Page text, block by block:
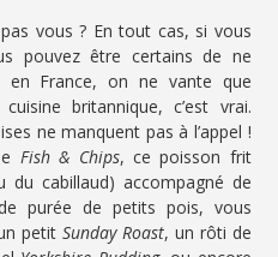
vous ? En tout cas, si vous
pouvez être certains de ne
en France, on ne vante que
britannique, c’est vrai.
ne manquent pas à l’appel !
Fish & Chips, ce poisson frit
du cabillaud) accompagné de
purée de petits pois, vous
petit Sunday Roast, un rôti de